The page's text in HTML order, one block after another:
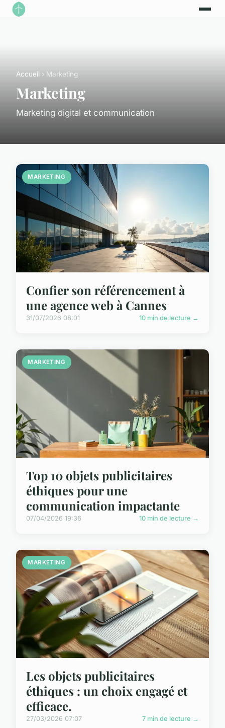
Accueil › Marketing
Marketing
Marketing digital et communication
MARKETING
Confier son référencement à
une agence web à Cannes
31/07/2026 08:01 10 min de lecture →
MARKETING
Top 10 objets publicitaires
éthiques pour une
communication impactante
07/04/2026 19:36 10 min de lecture →
MARKETING
Les objets publicitaires
éthiques : un choix engagé et
efficace.
27/03/2026 07:07 7 min de lecture →